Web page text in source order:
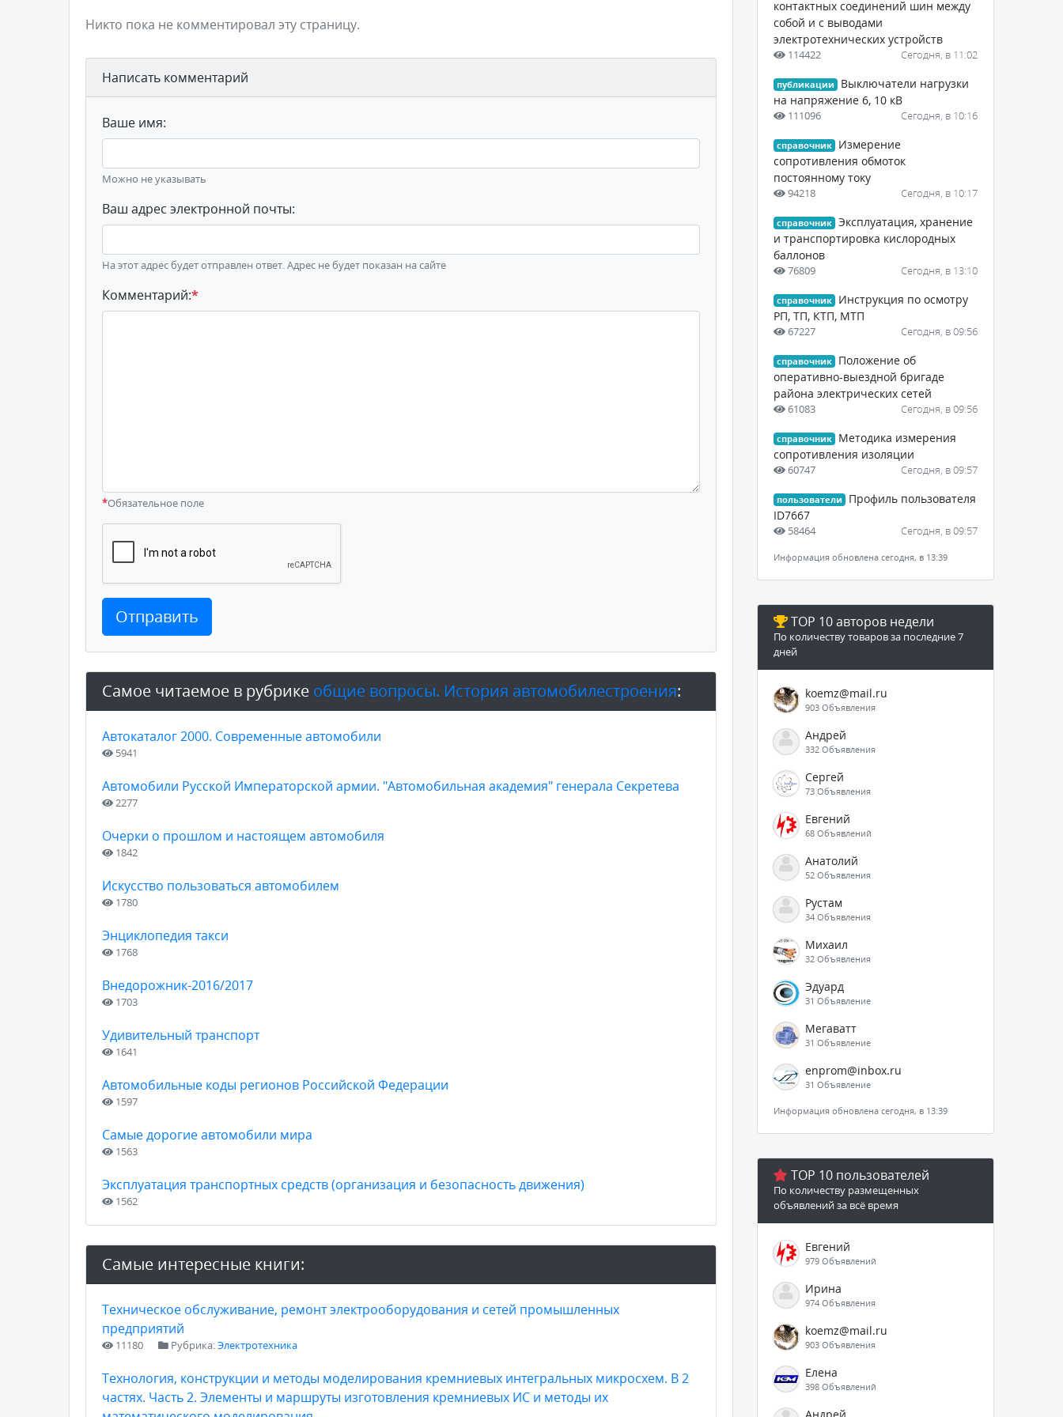
Никто пока не комментировал эту страницу.
Написать комментарий
Ваше имя:
Можно не указывать
Ваш адрес электронной почты:
На этот адрес будет отправлен ответ. Адрес не будет показан на сайте
Комментарий:*
*Обязательное поле
Отправить
Самое читаемое в рубрике общие вопросы. История автомобилестроения:
Автокаталог 2000. Современные автомобили
5941
Автомобили Русской Императорской армии. "Автомобильная академия" генерала Секретева
2277
Очерки о прошлом и настоящем автомобиля
1842
Искусство пользоваться автомобилем
1780
Энциклопедия такси
1768
Внедорожник-2016/2017
1703
Удивительный транспорт
1641
Автомобильные коды регионов Российской Федерации
1597
Самые дорогие автомобили мира
1563
Эксплуатация транспортных средств (организация и безопасность движения)
1562
Самые интересные книги:
Техническое обслуживание, ремонт электрооборудования и сетей промышленных
предприятий
11180 Рубрика:Электротехника
Технология, конструкции и методы моделирования кремниевых интегральных микросхем. В 2
частях. Часть 2. Элементы и маршруты изготовления кремниевых ИС и методы их
контактных соединений шин между
собой и с выводами
электротехнических устройств
114422 Сегодня, в 11:02
публикации
Выключатели нагрузки
на напряжение 6, 10 кВ
111096 Сегодня, в 10:16
справочник
Измерение
сопротивления обмоток
постоянному току
94218 Сегодня, в 10:17
справочник Эксплуатация, хранение
и транспортировка кислородных
баллонов
76809 Сегодня, в 13:10
справочник
Инструкция по осмотру
РП, ТП, КТП, МТП
67227 Сегодня, в 09:56
справочник
Положение об
оперативно-выездной бригаде
района электрических сетей
61083 Сегодня, в 09:56
справочник
Методика измерения
сопротивления изоляции
60747 Сегодня, в 09:57
пользователи
Профиль пользователя
ID7667
58464 Сегодня, в 09:57
Информация обновлена сегодня, в 13:39
TOP 10 авторов недели
По количеству товаров за последние 7
дней
koemz@mail.ru
903 Объявления
Андрей
332 Объявления
Сергей
73 Объявления
Евгений
68 Объявлений
Анатолий
52 Объявления
Рустам
34 Объявления
Михаил
32 Объявления
Эдуард
31 Объявление
Мегаватт
31 Объявление
enprom@inbox.ru
31 Объявление
Информация обновлена сегодня, в 13:39
TOP 10 пользователей
По количеству размещенных
объявлений за всё время
Евгений
979 Объявлений
Ирина
974 Объявления
koemz@mail.ru
903 Объявления
Елена
398 Объявлений